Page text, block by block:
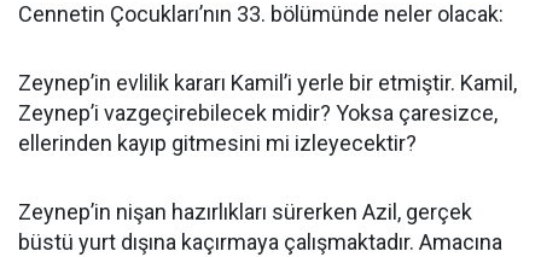
Cennetin Çocukları’nın 33. bölümünde neler olacak:
Zeynep’in evlilik kararı Kamil’i yerle bir etmiştir. Kamil,
Zeynep’i vazgeçirebilecek midir? Yoksa çaresizce,
ellerinden kayıp gitmesini mi izleyecektir?
Zeynep’in nişan hazırlıkları sürerken Azil, gerçek
büstü yurt dışına kaçırmaya çalışmaktadır. Amacına